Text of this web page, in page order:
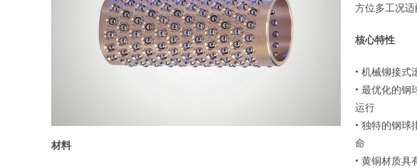
材料
方位多工况适
核心特性
• 机械铆接式
• 最优化的钢
运行
• 独特的钢球
命
• 黄铜材质具